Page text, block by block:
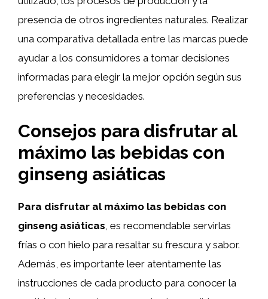
presencia de otros ingredientes naturales. Realizar
una comparativa detallada entre las marcas puede
ayudar a los consumidores a tomar decisiones
informadas para elegir la mejor opción según sus
preferencias y necesidades.
Consejos para disfrutar al
máximo las bebidas con
ginseng asiáticas
Para disfrutar al máximo las bebidas con
ginseng asiáticas, es recomendable servirlas
frías o con hielo para resaltar su frescura y sabor.
Además, es importante leer atentamente las
instrucciones de cada producto para conocer la